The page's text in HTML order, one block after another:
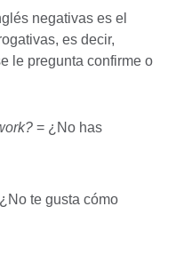
negativas es el
es decir,
le pregunta confirme o
= ¿No has
te gusta cómo